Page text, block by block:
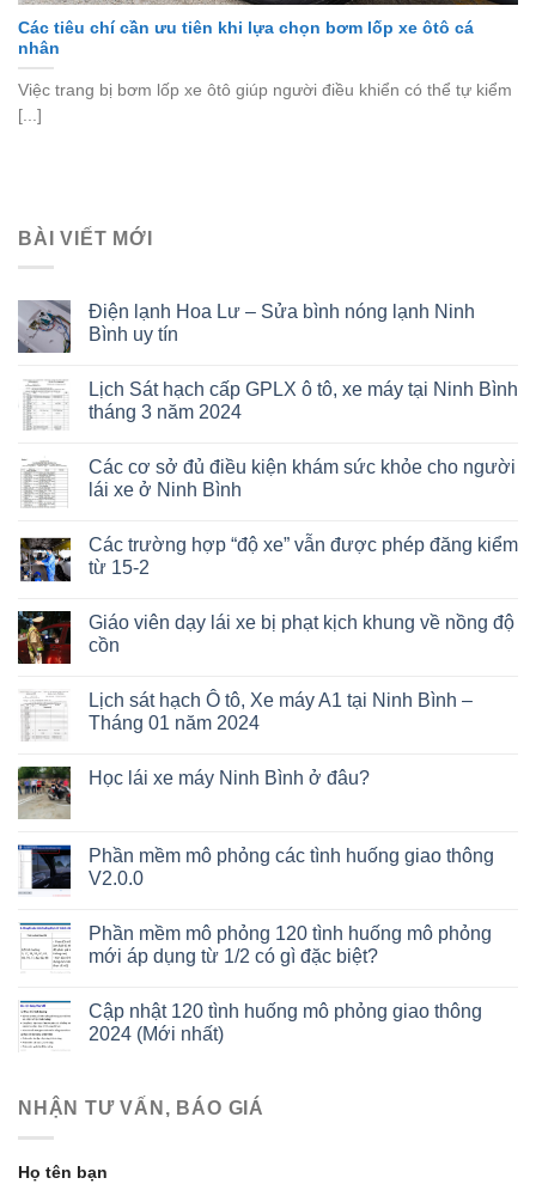
Các tiêu chí cần ưu tiên khi lựa chọn bơm lốp xe ôtô cá
nhân
Việc trang bị bơm lốp xe ôtô giúp người điều khiển có thể tự kiểm
[...]
BÀI VIẾT MỚI
Điện lạnh Hoa Lư – Sửa bình nóng lạnh Ninh
Bình uy tín
Lịch Sát hạch cấp GPLX ô tô, xe máy tại Ninh Bình
tháng 3 năm 2024
Các cơ sở đủ điều kiện khám sức khỏe cho người
lái xe ở Ninh Bình
Các trường hợp “độ xe” vẫn được phép đăng kiểm
từ 15-2
Giáo viên dạy lái xe bị phạt kịch khung về nồng độ
cồn
Lịch sát hạch Ô tô, Xe máy A1 tại Ninh Bình –
Tháng 01 năm 2024
Học lái xe máy Ninh Bình ở đâu?
Phần mềm mô phỏng các tình huống giao thông
V2.0.0
Phần mềm mô phỏng 120 tình huống mô phỏng
mới áp dụng từ 1/2 có gì đặc biệt?
Cập nhật 120 tình huống mô phỏng giao thông
2024 (Mới nhất)
NHẬN TƯ VẤN, BÁO GIÁ
Họ tên bạn